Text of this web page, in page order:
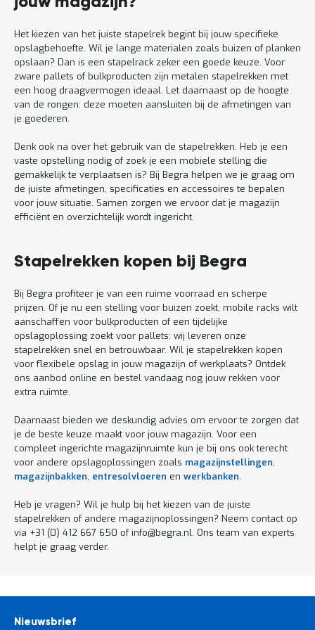
Het kiezen van het juiste stapelrek begint bij jouw specifieke
opslagbehoefte. Wil je lange materialen zoals buizen of planken
opslaan? Dan is een stapelrack zeker een goede keuze. Voor
zware pallets of bulkproducten zijn metalen stapelrekken met
een hoog draagvermogen ideaal. Let daarnaast op de hoogte
van de rongen: deze moeten aansluiten bij de afmetingen van
je goederen.
Denk ook na over het gebruik van de stapelrekken. Heb je een
vaste opstelling nodig of zoek je een mobiele stelling die
gemakkelijk te verplaatsen is? Bij Begra helpen we je graag om
de juiste afmetingen, specificaties en accessoires te bepalen
voor jouw situatie. Samen zorgen we ervoor dat je magazijn
efficiënt en overzichtelijk wordt ingericht.
Stapelrekken kopen bij Begra
Bij Begra profiteer je van een ruime voorraad en scherpe
prijzen. Of je nu een stelling voor buizen zoekt, mobile racks wilt
aanschaffen voor bulkproducten of een tijdelijke
opslagoplossing zoekt voor pallets: wij leveren onze
stapelrekken snel en betrouwbaar. Wil je stapelrekken kopen
voor flexibele opslag in jouw magazijn of werkplaats? Ontdek
ons aanbod online en bestel vandaag nog jouw rekken voor
extra ruimte.
Daarnaast bieden we deskundig advies om ervoor te zorgen dat
je de beste keuze maakt voor jouw magazijn. Voor een
compleet ingerichte magazijnruimte kun je bij ons ook terecht
voor andere opslagoplossingen zoals magazijnstellingen,
magazijnbakken, entresolvloeren en werkbanken.
Heb je vragen? Wil je hulp bij het kiezen van de juiste
stapelrekken of andere magazijnoplossingen? Neem contact op
via +31 (0) 412 667 650 of info@begra.nl. Ons team van experts
helpt je graag verder.
Nieuwsbrief